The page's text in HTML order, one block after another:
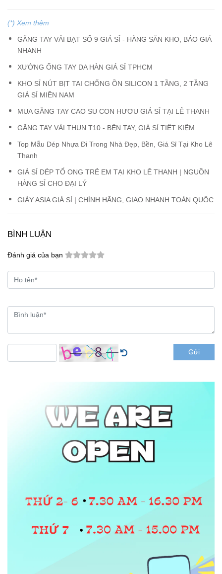
(*) Xem thêm
GĂNG TAY VẢI BẠT SỐ 9 GIÁ SỈ - HÀNG SẴN KHO, BÁO GIÁ
NHANH
XƯỞNG ỐNG TAY DA HÀN GIÁ SỈ TPHCM
KHO SỈ NÚT BỊT TAI CHỐNG ỒN SILICON 1 TẦNG, 2 TẦNG
GIÁ SỈ MIỀN NAM
MUA GĂNG TAY CAO SU CON HƯƠU GIÁ SỈ TẠI LÊ THANH
GĂNG TAY VẢI THUN T10 - BỀN TAY, GIÁ SỈ TIẾT KIỆM
Top Mẫu Dép Nhựa Đi Trong Nhà Đẹp, Bền, Giá Sỉ Tại Kho Lê
Thanh
GIÁ SỈ DÉP TỔ ONG TRẺ EM TẠI KHO LÊ THANH | NGUỒN
HÀNG SỈ CHO ĐẠI LÝ
GIÀY ASIA GIÁ SỈ | CHÍNH HÃNG, GIAO NHANH TOÀN QUỐC
BÌNH LUẬN
Đánh giá của bạn
Gửi